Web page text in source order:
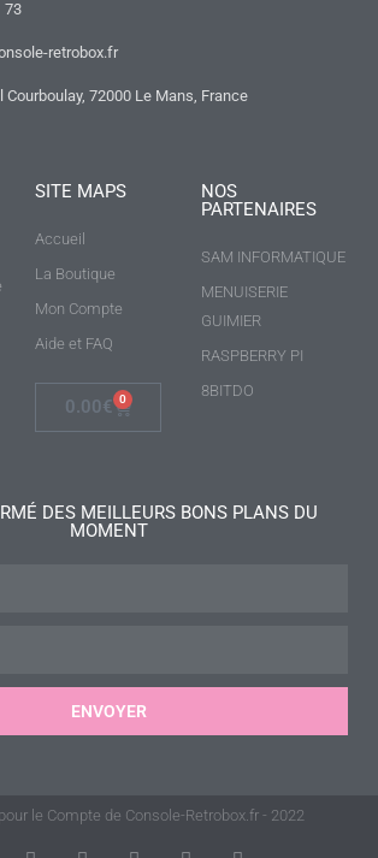
73
retrobox.fr
Courboulay, 72000 Le Mans, France
SITE MAPS
Accueil
La Boutique
Mon Compte
Aide et FAQ
0.00€ 0
NOS
PARTENAIRES
SAM INFORMATIQUE
MENUISERIE
GUIMIER
RASPBERRY PI
8BITDO
DES MEILLEURS BONS PLANS DU
MOMENT
ENVOYER
le Compte de Console-Retrobox.fr - 2022